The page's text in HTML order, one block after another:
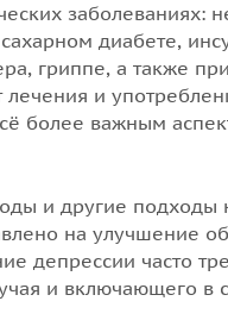
заболеваниях:
диабете,
гриппе, а также
и
более важным
и другие подходы
на улучшение
депрессии часто
и включающего в